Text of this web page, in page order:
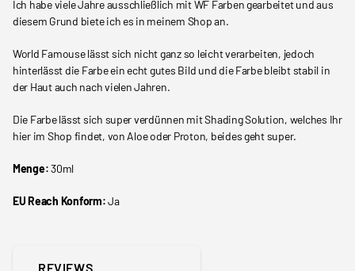
Ich habe viele Jahre ausschließlich mit WF Farben gearbeitet und aus
diesem Grund biete ich es in meinem Shop an.
World Famouse lässt sich nicht ganz so leicht verarbeiten, jedoch
hinterlässt die Farbe ein echt gutes Bild und die Farbe bleibt stabil in
der Haut auch nach vielen Jahren.
Die Farbe lässt sich super verdünnen mit Shading Solution, welches Ihr
hier im Shop findet, von Aloe oder Proton, beides geht super.
Menge:30ml
EU Reach Konform:Ja
REVIEWS